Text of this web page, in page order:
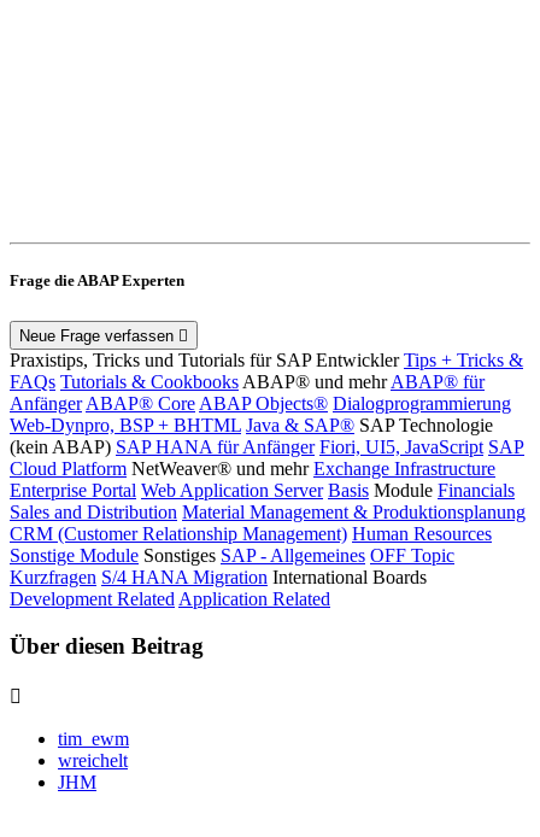
Frage die ABAP Experten
Neue Frage verfassen
Praxistips, Tricks und Tutorials für SAP Entwickler Tips + Tricks &
FAQs Tutorials & Cookbooks ABAP® und mehr ABAP® für
Anfänger ABAP® Core ABAP Objects® Dialogprogrammierung
Web-Dynpro, BSP + BHTML Java & SAP® SAP Technologie
(kein ABAP) SAP HANA für Anfänger Fiori, UI5, JavaScript SAP
Cloud Platform NetWeaver® und mehr Exchange Infrastructure
Enterprise Portal Web Application Server Basis Module Financials
Sales and Distribution Material Management & Produktionsplanung
CRM (Customer Relationship Management) Human Resources
Sonstige Module Sonstiges SAP - Allgemeines OFF Topic
Kurzfragen S/4 HANA Migration International Boards
Development Related Application Related
Über diesen Beitrag
tim_ewm
wreichelt
JHM